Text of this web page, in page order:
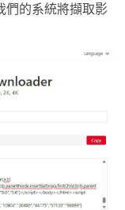
們的系統將擷取影